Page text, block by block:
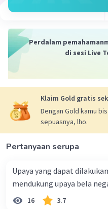
kepercayaan
Setiap manusia
damai, aman dan
d. Freedom From
Setiap manusia
ingin dimilikinya.
menentukan
apa yang mau
Perdalam
di sesi Live
Klaim Gold gratis
Dengan Gold kamu
sepuasnya, lho.
Pertanyaan serupa
Upaya yang dapat
mendukung upaya bela
16 3.7